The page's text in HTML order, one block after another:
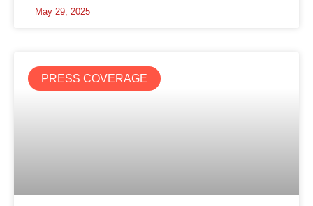
May 29, 2025
PRESS COVERAGE